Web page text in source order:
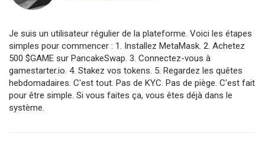
Je suis un utilisateur régulier de la plateforme. Voici les étapes
simples pour commencer : 1. Installez MetaMask. 2. Achetez
500 $GAME sur PancakeSwap. 3. Connectez-vous à
gamestarter.io. 4. Stakez vos tokens. 5. Regardez les quêtes
hebdomadaires. C'est tout. Pas de KYC. Pas de piège. C'est fait
pour être simple. Si vous faites ça, vous êtes déjà dans le
système.